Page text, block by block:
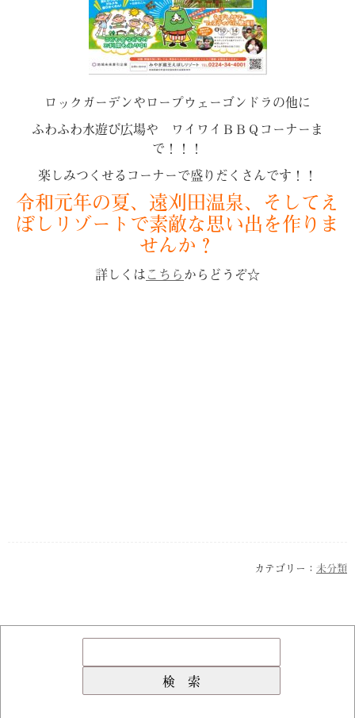
ロックガーデンやロープウェーゴンドラの他に
ふわふわ水遊び広場や ワイワイＢＢＱコーナーま
で！！！
楽しみつくせるコーナーで盛りだくさんです！！
令和元年の夏、遠刈田温泉、そしてえ
ぼしリゾートで素敵な思い出を作りま
せんか？
詳しくはこちらからどうぞ☆
カテゴリー： 未分類